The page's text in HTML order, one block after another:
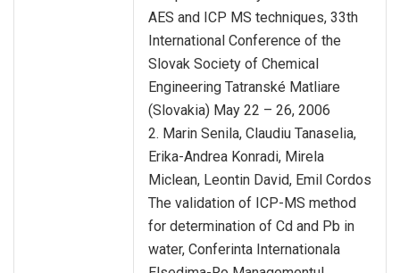
AES and ICP MS techniques, 33th
International Conference of the
Slovak Society of Chemical
Engineering Tatranské Matliare
(Slovakia) May 22 – 26, 2006
2. Marin Senila, Claudiu Tanaselia,
Erika-Andrea Konradi, Mirela
Miclean, Leontin David, Emil Cordos
The validation of ICP-MS method
for determination of Cd and Pb in
water, Conferinta Internationala